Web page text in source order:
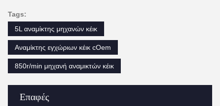
Επαφές
Tags:
5L αναμίκτης μηχανών κέικ
Αναμίκτης εγχώριων κέικ cOem
850r/min μηχανή αναμικτών κέικ